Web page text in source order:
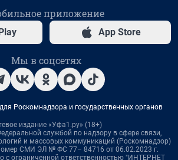
приложение
App Store
Мы в соцсетях
Роскомнадзора и государственных органов
издание «Уфа1.ру» (18+)
службой по надзору в сфере связи,
и массовых коммуникаций (Роскомнадзор)
СМИ ЭЛ № ФС 77– 84716 от 06.02.2023 г.
с ограниченной ответственностью "ИНТЕРНЕТ